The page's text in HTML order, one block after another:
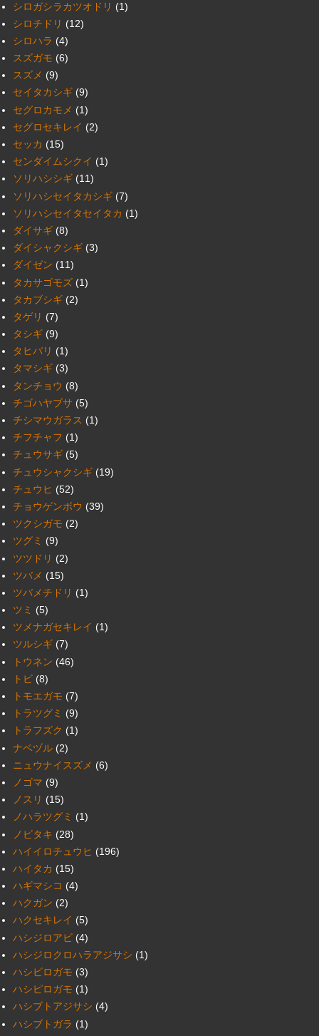
シロガシラカツオドリ (1)
シロチドリ (12)
シロハラ (4)
スズガモ (6)
スズメ (9)
セイタカシギ (9)
セグロカモメ (1)
セグロセキレイ (2)
セッカ (15)
センダイムシクイ (1)
ソリハシシギ (11)
ソリハシセイタカシギ (7)
ソリハシセイタセイタカ (1)
ダイサギ (8)
ダイシャクシギ (3)
ダイゼン (11)
タカサゴモズ (1)
タカブシギ (2)
タゲリ (7)
タシギ (9)
タヒバリ (1)
タマシギ (3)
タンチョウ (8)
チゴハヤブサ (5)
チシマウガラス (1)
チフチャフ (1)
チュウサギ (5)
チュウシャクシギ (19)
チュウヒ (52)
チョウゲンボウ (39)
ツクシガモ (2)
ツグミ (9)
ツツドリ (2)
ツバメ (15)
ツバメチドリ (1)
ツミ (5)
ツメナガセキレイ (1)
ツルシギ (7)
トウネン (46)
トビ (8)
トモエガモ (7)
トラツグミ (9)
トラフズク (1)
ナベヅル (2)
ニュウナイスズメ (6)
ノゴマ (9)
ノスリ (15)
ノハラツグミ (1)
ノビタキ (28)
ハイイロチュウヒ (196)
ハイタカ (15)
ハギマシコ (4)
ハクガン (2)
ハクセキレイ (5)
ハシジロアビ (4)
ハシジロクロハラアジサシ (1)
ハシビロガモ (3)
ハシピロガモ (1)
ハシブトアジサシ (4)
ハシブトガラ (1)